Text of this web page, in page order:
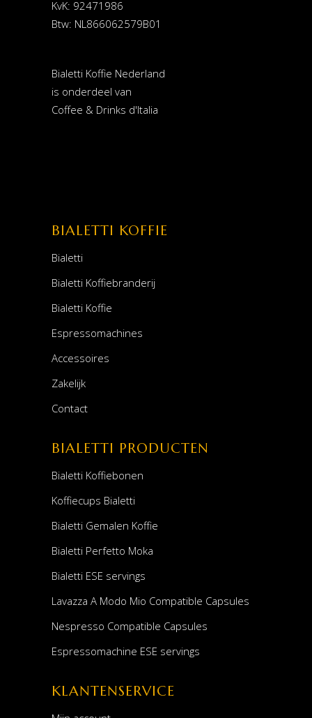
KvK: 92471986
Btw: NL866062579B01
Bialetti Koffie Nederland
is onderdeel van
Coffee & Drinks d'Italia
BIALETTI KOFFIE
Bialetti
Bialetti Koffiebranderij
Bialetti Koffie
Espressomachines
Accessoires
Zakelijk
Contact
BIALETTI PRODUCTEN
Bialetti Koffiebonen
Koffiecups Bialetti
Bialetti Gemalen Koffie
Bialetti Perfetto Moka
Bialetti ESE servings
Lavazza A Modo Mio Compatible Capsules
Nespresso Compatible Capsules
Espressomachine ESE servings
KLANTENSERVICE